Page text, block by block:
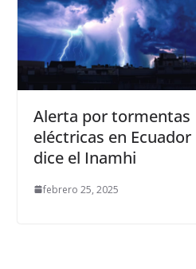
Alerta por tormentas
eléctricas en Ecuador
dice el Inamhi
febrero 25, 2025